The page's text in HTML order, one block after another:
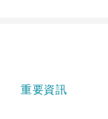
重要資訊